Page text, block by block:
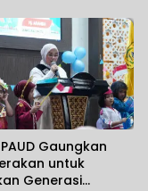
Gaungkan
untuk
Generasi